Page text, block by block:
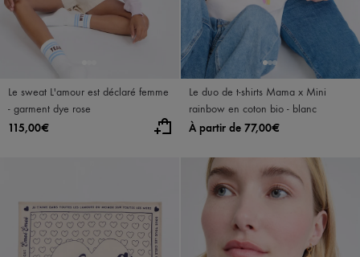
Le sweat L'amour est déclaré femme
- garment dye rose
115,00€
Le duo de t-shirts Mama x Mini
rainbow en coton bio - blanc
À partir de 77,00€